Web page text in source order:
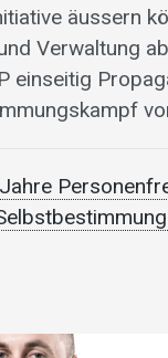
äussern
Verwaltung
einseitig